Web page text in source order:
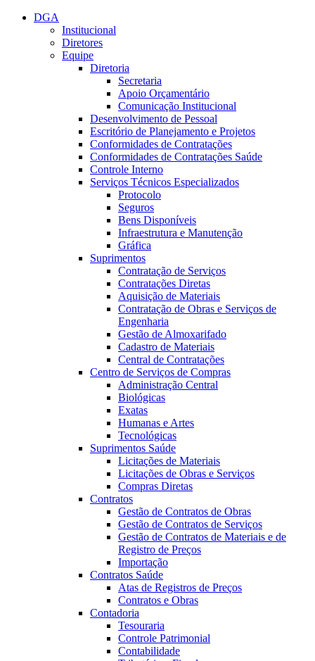
Conteúdo principal
DGA
Institucional
Diretores
Equipe
Diretoria
Secretaria
Apoio Orçamentário
Comunicação Institucional
Desenvolvimento de Pessoal
Escritório de Planejamento e Projetos
Conformidades de Contratações
Conformidades de Contratações Saúde
Controle Interno
Serviços Técnicos Especializados
Protocolo
Seguros
Bens Disponíveis
Infraestrutura e Manutenção
Gráfica
Suprimentos
Contratação de Serviços
Contratações Diretas
Aquisição de Materiais
Contratação de Obras e Serviços de
Engenharia
Gestão de Almoxarifado
Cadastro de Materiais
Central de Contratações
Centro de Serviços de Compras
Administração Central
Biológicas
Exatas
Humanas e Artes
Tecnológicas
Suprimentos Saúde
Licitações de Materiais
Licitações de Obras e Serviços
Compras Diretas
Contratos
Gestão de Contratos de Obras
Gestão de Contratos de Serviços
Gestão de Contratos de Materiais e de
Registro de Preços
Importação
Contratos Saúde
Atas de Registros de Preços
Contratos e Obras
Contadoria
Tesouraria
Controle Patrimonial
Contabilidade